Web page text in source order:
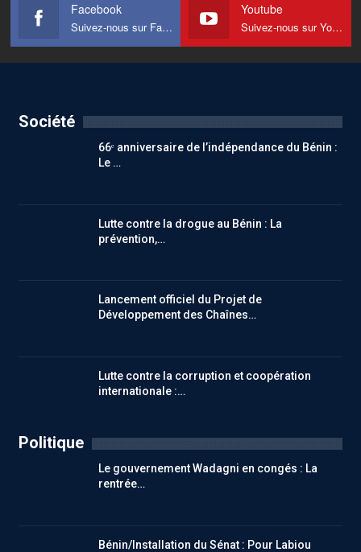
Facebook
Suivez-nous sur Facebook
Youtube
Suivez-nous sur Youtube
Société
66ᵉ anniversaire de l’indépendance du Bénin :
Le …
Lutte contre la drogue au Bénin : La
prévention,…
Lancement officiel du Projet de
Développement des Chaînes…
Lutte contre la corruption et coopération
internationale :…
Politique
Le gouvernement Wadagni en congés : La
rentrée…
Bénin/Installation du Sénat : Pour Labiou